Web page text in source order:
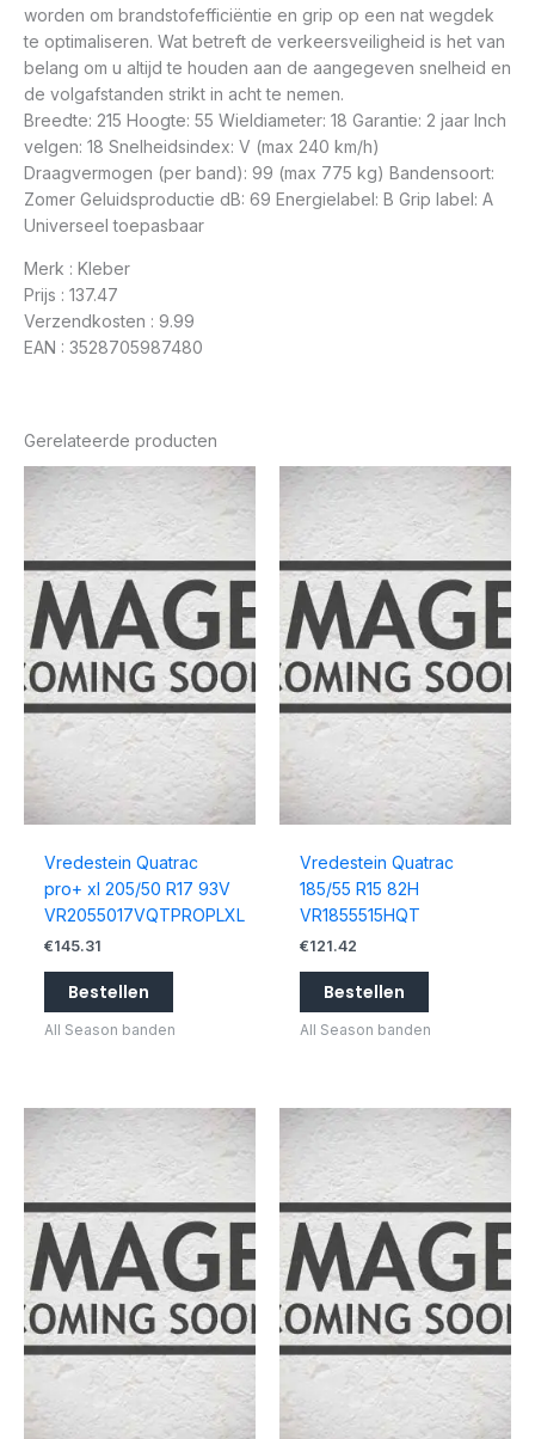
worden om brandstofefficiëntie en grip op een nat wegdek
te optimaliseren. Wat betreft de verkeersveiligheid is het van
belang om u altijd te houden aan de aangegeven snelheid en
de volgafstanden strikt in acht te nemen.
Breedte: 215 Hoogte: 55 Wieldiameter: 18 Garantie: 2 jaar Inch
velgen: 18 Snelheidsindex: V (max 240 km/h)
Draagvermogen (per band): 99 (max 775 kg) Bandensoort:
Zomer Geluidsproductie dB: 69 Energielabel: B Grip label: A
Universeel toepasbaar
Merk : Kleber
Prijs : 137.47
Verzendkosten : 9.99
EAN : 3528705987480
Gerelateerde producten
Vredestein Quatrac
pro+ xl 205/50 R17 93V
VR2055017VQTPROPLXL
€145.31
Bestellen
All Season banden
Vredestein Quatrac
185/55 R15 82H
VR1855515HQT
€121.42
Bestellen
All Season banden